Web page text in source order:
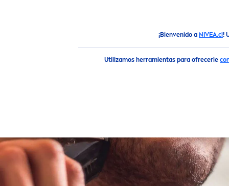
¡Bienvenido a NIVEA.cl !
Utilizamos herramientas para ofrecerle
Consejos Para Afeitarse La Barba Correctamente